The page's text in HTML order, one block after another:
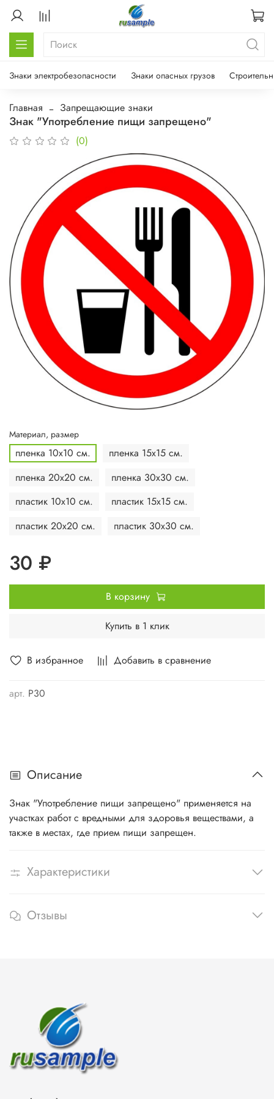
Знаки электробезопасности Знаки опасных грузов
Главная Запрещающие знаки
Знак "Употребление пищи запрещено"
(0)
В избранное Добавить в сравнение
арт. P30
Материал, размер
пленка 10х10 см.
пленка 15х15 см.
пленка 20х20 см.
пленка 30х30 см.
пластик 10х10 см.
пластик 15х15 см.
пластик 20х20 см.
пластик 30х30 см.
30 ₽
В корзину
Купить в 1 клик
Описание
Знак "Употребление пищи запрещено" применяется на
участках работ с вредными для здоровья веществами, а
также в местах, где прием пищи запрещен.
Характеристики
Отзывы